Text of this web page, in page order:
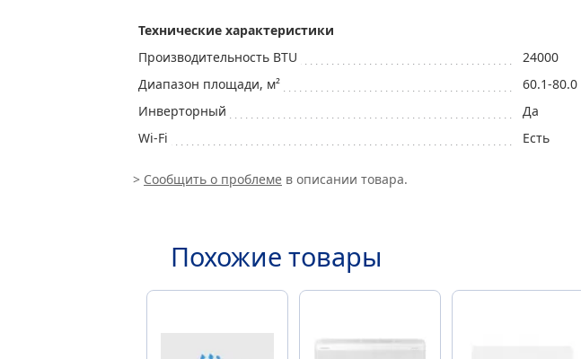
Технические характеристики
Производительность BTU
24000
Диапазон площади, м²
60.1-80.0
Инверторный
Да
Wi-Fi
Есть
> Сообщить о проблеме в описании товара.
Похожие товары